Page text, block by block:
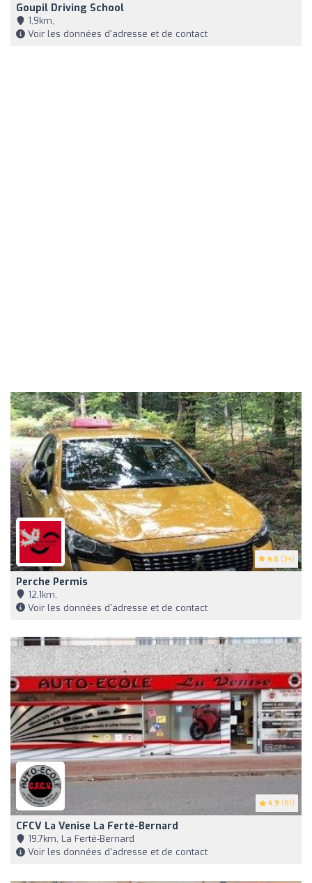
Goupil Driving School
1,9km,
Voir les données d'adresse et de contact
4.6 (34)
Perche Permis
12,1km,
Voir les données d'adresse et de contact
4.9 (81)
CFCV La Venise La Ferté-Bernard
19,7km, La Ferté-Bernard
Voir les données d'adresse et de contact